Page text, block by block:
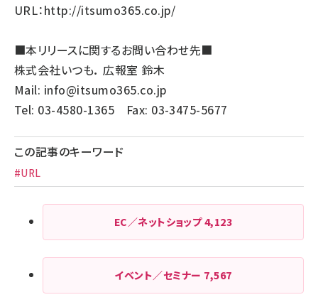
URL：http://itsumo365.co.jp/
■本リリースに関するお問い合わせ先■
株式会社いつも． 広報室 鈴木
Mail: info@itsumo365.co.jp
Tel: 03-4580-1365 Fax: 03-3475-5677
この記事のキーワード
#URL
EC／ネットショップ4,123
イベント／セミナー 7,567